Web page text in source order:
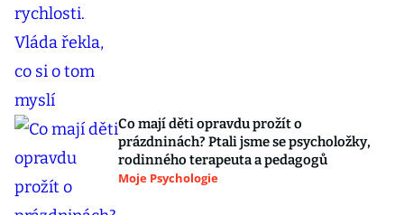
Co mají děti opravdu prožít o
prázdninách? Ptali jsme se psycholožky,
rodinného terapeuta a pedagogů
Moje Psychologie